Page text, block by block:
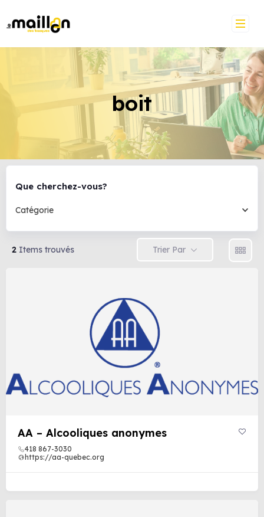
boit
Que cherchez-vous?
Catégorie
2 Items trouvés Trier Par
AA – Alcooliques anonymes
418 867-3030
https://aa-quebec.org